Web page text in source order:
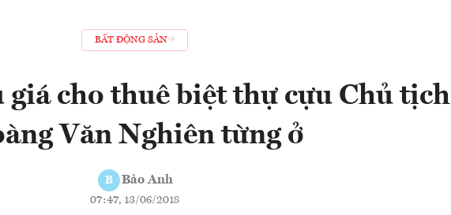
BẤT ĐỘNG SẢN
giá cho thuê biệt thự cựu Chủ tịch
Văn Nghiên từng ở
B Bảo Anh
07:47, 13/06/2018